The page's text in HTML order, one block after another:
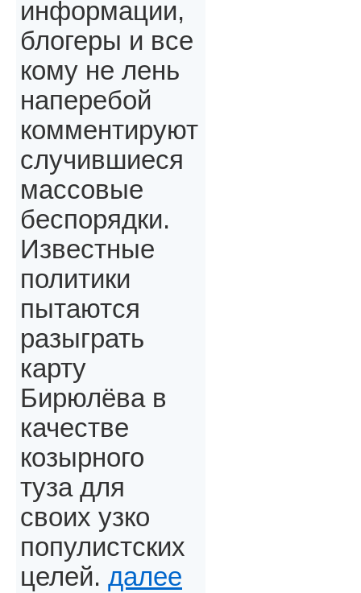
информации,
блогеры и все
кому не лень
наперебой
комментируют
случившиеся
массовые
беспорядки.
Известные
политики
пытаются
разыграть
карту
Бирюлёва в
качестве
козырного
туза для
своих узко
популистских
целей. далее